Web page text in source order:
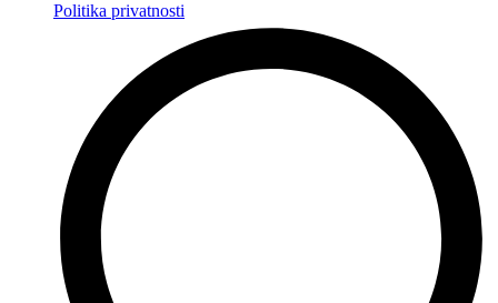
Politika privatnosti